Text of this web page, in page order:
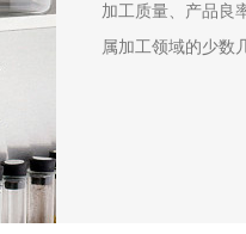
加工质量、产品良
属加工领域的少数